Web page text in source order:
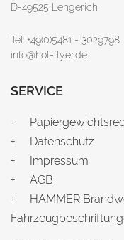
D-49525 Lengerich
Tel: +49(0)5481 - 3029798
info@hot-flyer.de
SERVICE
Datenschutz
Impressum
AGB
HAMMER